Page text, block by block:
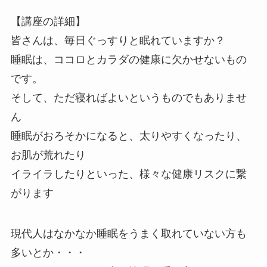
【講座の詳細】
皆さんは、毎日ぐっすりと眠れていますか？
睡眠は、ココロとカラダの健康に欠かせないもの
です。
そして、ただ寝ればよいというものでもありませ
ん
睡眠がおろそかになると、太りやすくなったり、
お肌が荒れたり
イライラしたりといった、様々な健康リスクに繋
がります
現代人はなかなか睡眠をうまく取れていない方も
多いとか・・・